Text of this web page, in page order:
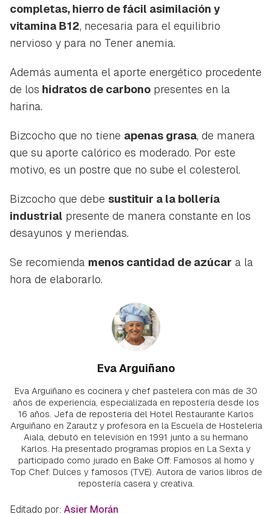
completas, hierro de fácil asimilación y
vitamina B12, necesaria para el equilibrio
nervioso y para no Tener anemia.
Además aumenta el aporte energético procedente
de los hidratos de carbono presentes en la
harina.
Bizcocho que no tiene apenas grasa, de manera
que su aporte calórico es moderado. Por este
motivo, es un postre que no sube el colesterol.
Bizcocho que debe sustituir a la bollería
industrial presente de manera constante en los
desayunos y meriendas.
Se recomienda menos cantidad de azúcar a la
hora de elaborarlo.
Eva Arguiñano
Eva Arguiñano es cocinera y chef pastelera con más de 30
años de experiencia, especializada en repostería desde los
16 años. Jefa de repostería del Hotel Restaurante Karlos
Arguiñano en Zarautz y profesora en la Escuela de Hostelería
Aiala, debutó en televisión en 1991 junto a su hermano
Karlos. Ha presentado programas propios en La Sexta y
participado como jurado en Bake Off: Famosos al horno y
Top Chef: Dulces y famosos (TVE). Autora de varios libros de
repostería casera y creativa.
Editado por: Asier Morán